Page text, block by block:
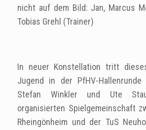
nicht auf dem Bild: Jan, Marcus
Tobias Grehl (Trainer)
In neuer Konstellation tritt
Jugend in der PfHV-
Stefan Winkler und Ute
organisierten Spielgemeinschaft
Rheingönheim und der TuS